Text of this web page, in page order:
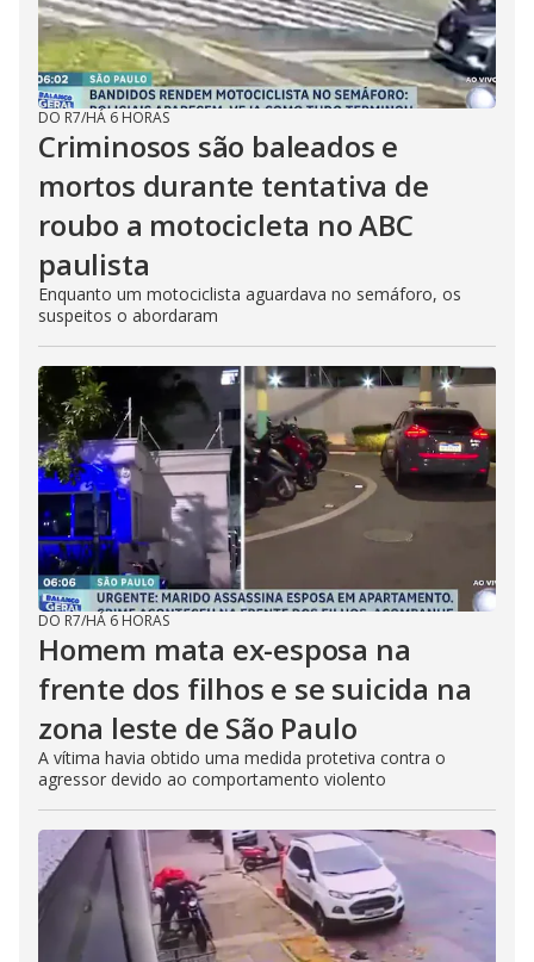
DO R7/HÁ 6 HORAS
Criminosos são baleados e
mortos durante tentativa de
roubo a motocicleta no ABC
paulista
Enquanto um motociclista aguardava no semáforo, os
suspeitos o abordaram
DO R7/HÁ 6 HORAS
Homem mata ex-esposa na
frente dos filhos e se suicida na
zona leste de São Paulo
A vítima havia obtido uma medida protetiva contra o
agressor devido ao comportamento violento